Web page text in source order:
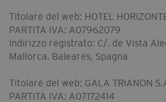
Titolare del web: HOTEL
PARTITA IVA: A07962079
Indirizzo registrato: C/. de Vista
Mallorca. Baleares, Spagna
Titolare del web: GALA TRIANON
PARTITA IVA: A07172414